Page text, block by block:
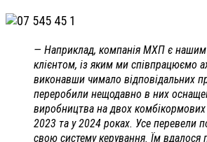
— Наприклад, компанія МХП є нашим
клієнтом, із яким ми співпрацюємо
виконавши чимало відповідальних
переробили нещодавно в них
виробництва на двох
2023 та у 2024 роках. Усе перевели
свою систему керування. Їм вдалося